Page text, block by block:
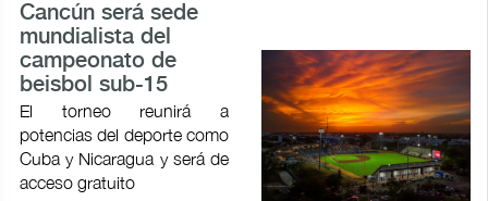
Cancún será sede
mundialista del
campeonato de
beisbol sub-15
El torneo reunirá a
potencias del deporte como
Cuba y Nicaragua y será de
acceso gratuito